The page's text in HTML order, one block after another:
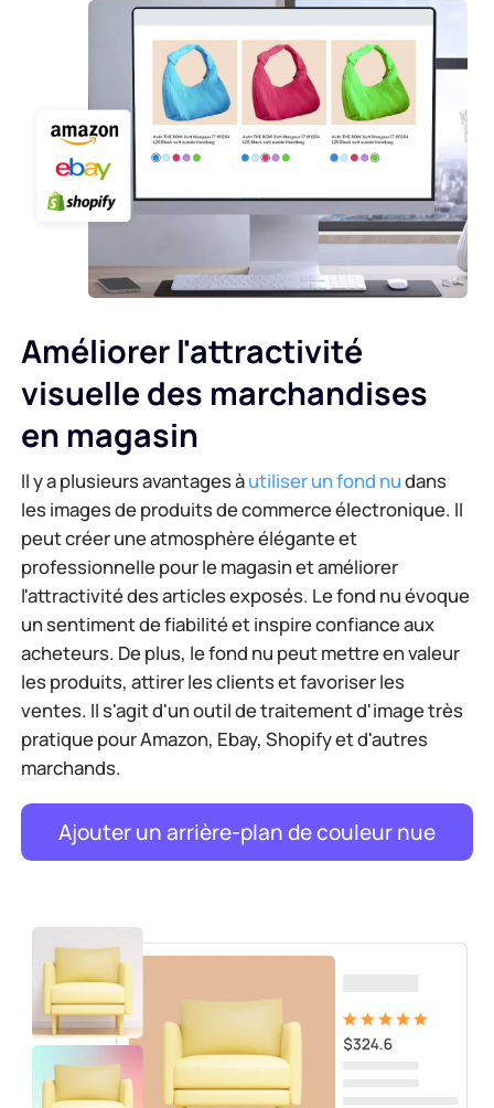
Améliorer l'attractivité
visuelle des marchandises
en magasin
Il y a plusieurs avantages àutiliser un fond nudans
les images de produits de commerce électronique. Il
peut créer une atmosphère élégante et
professionnelle pour le magasin et améliorer
l'attractivité des articles exposés. Le fond nu évoque
un sentiment de fiabilité et inspire confiance aux
acheteurs. De plus, le fond nu peut mettre en valeur
les produits, attirer les clients et favoriser les
ventes. Il s'agit d'un outil de traitement d'image très
pratique pour Amazon, Ebay, Shopify et d'autres
marchands.
Ajouter un arrière-plan de couleur nue